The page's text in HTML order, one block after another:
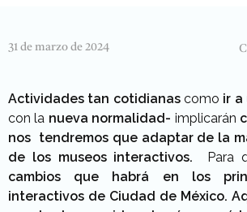
31 de marzo de 2024
Actividades tan cotidianascomo ir a
con la nueva normalidad- implicarán
nos tendremos que adaptar de la
de los museos interactivos.
Para
cambios que habrá en los
interactivos de Ciudad de México.